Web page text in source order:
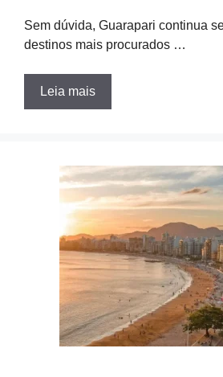
Sem dúvida, Guarapari continua
destinos mais procurados …
Leia mais